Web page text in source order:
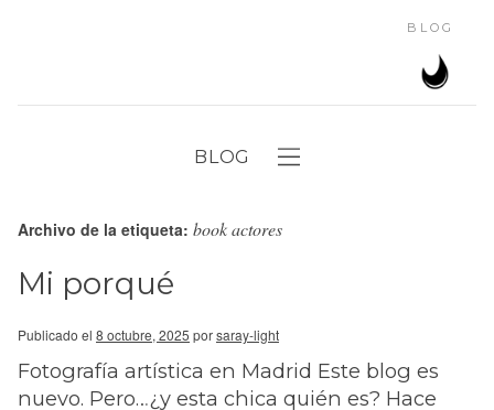
BLOG
BLOG
Archivo de la etiqueta: book actores
Mi porqué
Publicado el 8 octubre, 2025 porsaray-light
Fotografía artística en Madrid Este blog es
nuevo. Pero…¿y esta chica quién es? Hace